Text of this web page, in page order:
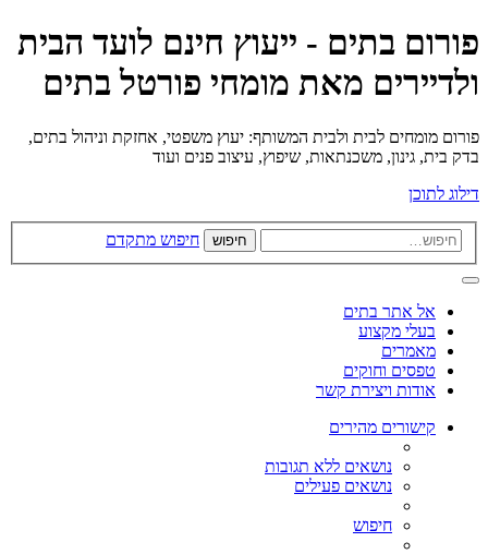
פורום בתים - ייעוץ חינם לועד הבית
ולדיירים מאת מומחי פורטל בתים
פורום מומחים לבית ולבית המשותף: יעוץ משפטי, אחזקת וניהול בתים,
בדק בית, גינון, משכנתאות, שיפוץ, עיצוב פנים ועוד
דילוג לתוכן
חיפוש חיפוש מתקדם
אל אתר בתים
בעלי מקצוע
מאמרים
טפסים וחוקים
אודות ויצירת קשר
קישורים מהירים
נושאים ללא תגובות
נושאים פעילים
חיפוש